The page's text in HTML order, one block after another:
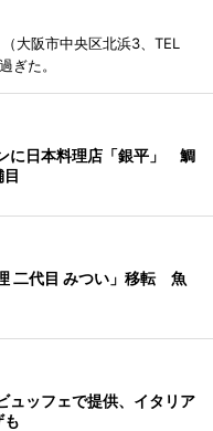
大阪市中央区北浜3、TEL
ぎた。
に日本料理店「銀平」 鯛
二代目 みつい」移転 魚
ッフェで提供、イタリア
も